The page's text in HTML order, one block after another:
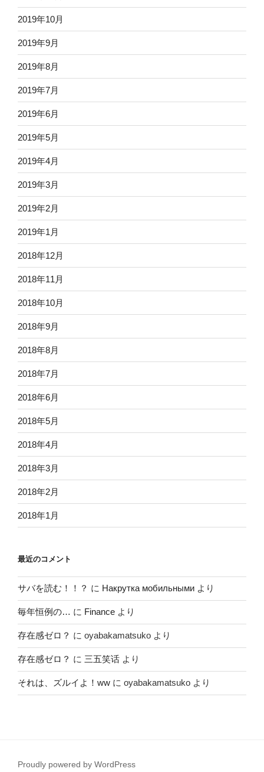
2019年10月
2019年9月
2019年8月
2019年7月
2019年6月
2019年5月
2019年4月
2019年3月
2019年2月
2019年1月
2018年12月
2018年11月
2018年10月
2018年9月
2018年8月
2018年7月
2018年6月
2018年5月
2018年4月
2018年3月
2018年2月
2018年1月
最近のコメント
サバを読む！！？ に Накрутка мобильными より
毎年恒例の… に Finance より
存在感ゼロ？ に oyabakamatsuko より
存在感ゼロ？ に 三五笑话 より
それは、ズルイよ！ww に oyabakamatsuko より
Proudly powered by WordPress